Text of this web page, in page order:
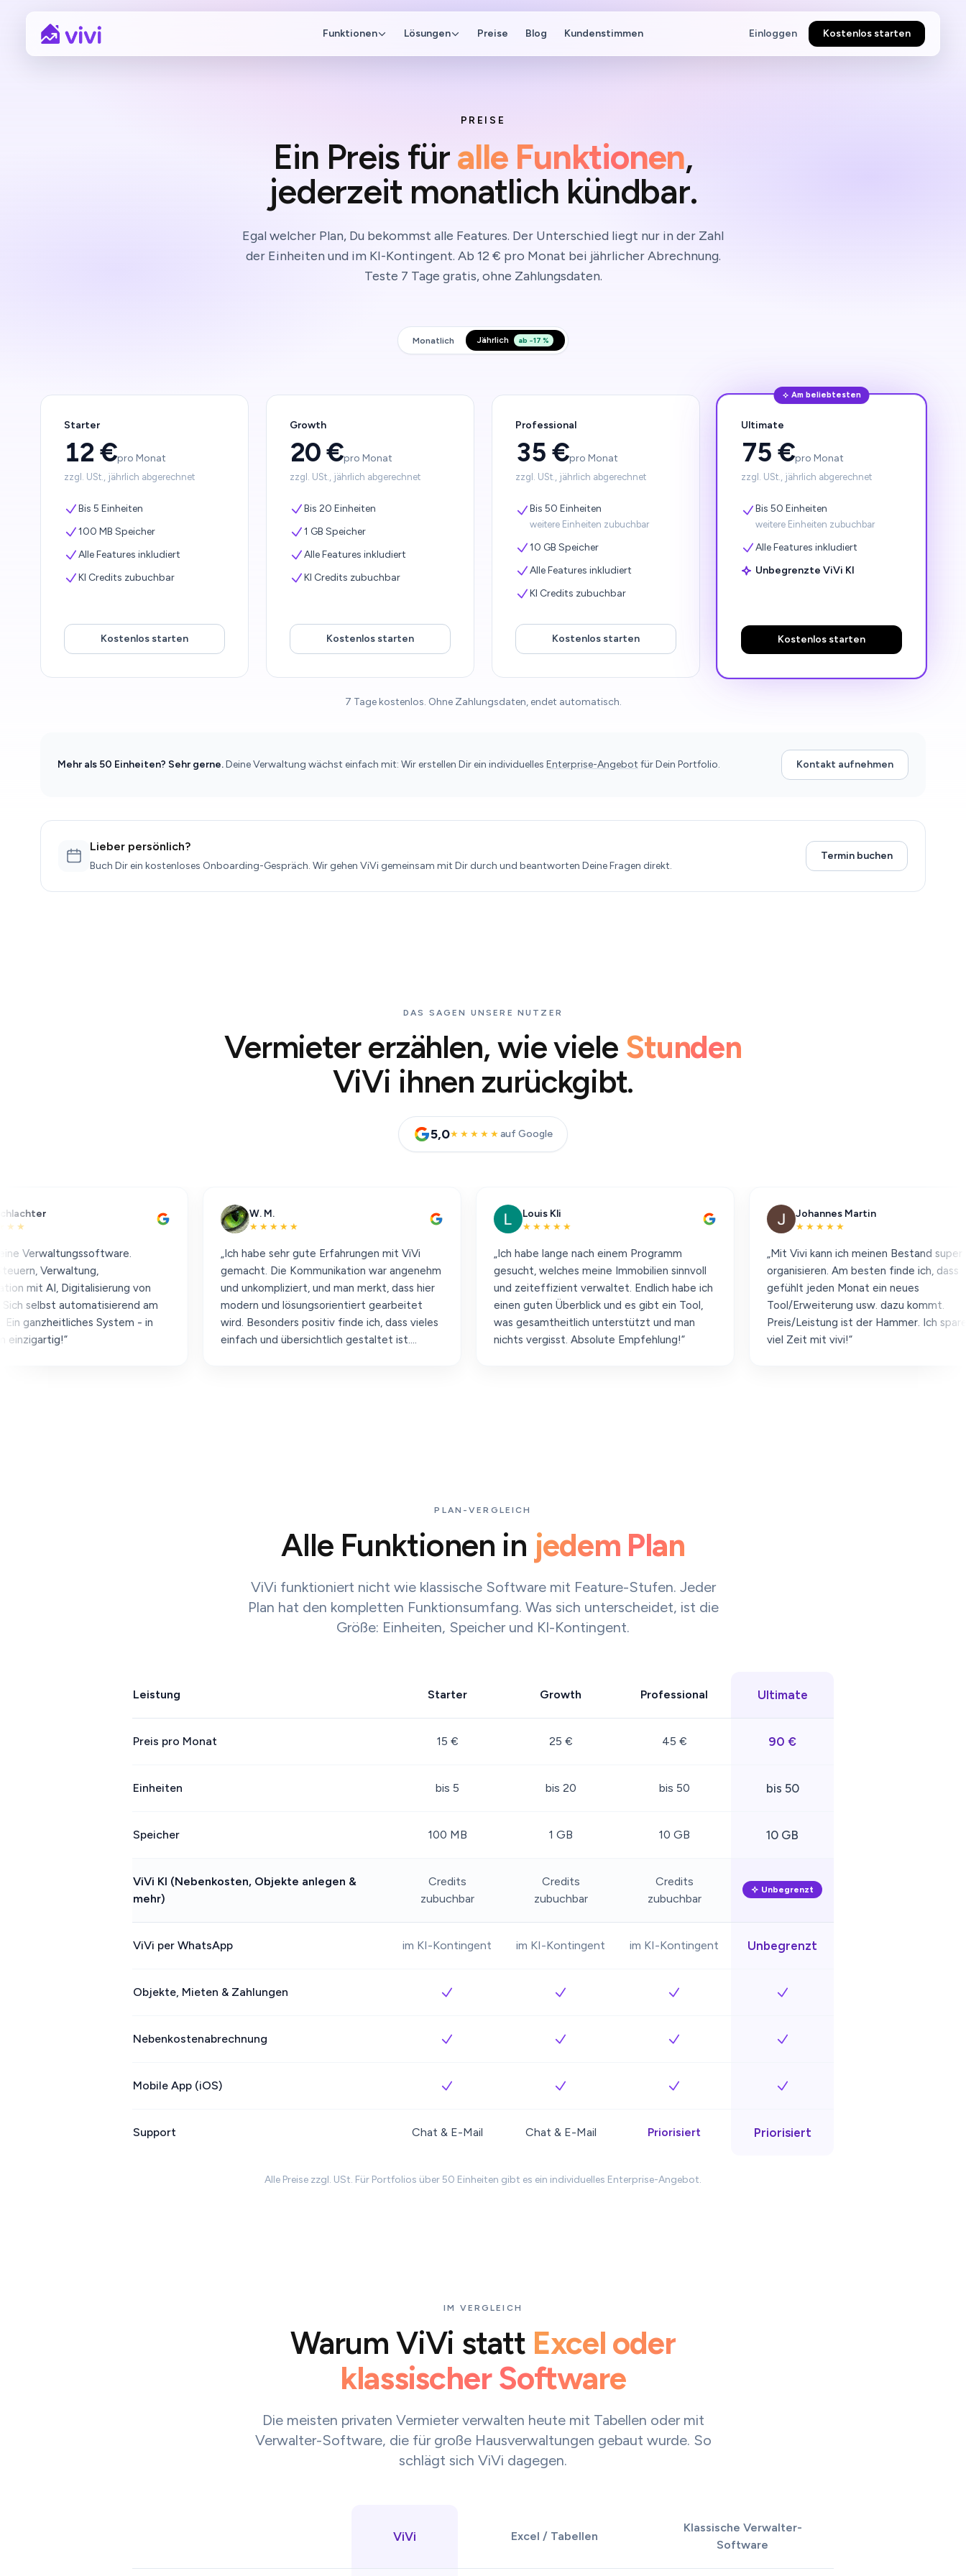
Funktionen Lösungen Preise Blog Kundenstimmen Einloggen Kostenlos starten
PREISE
Ein Preis füralle Funktionen,
jederzeit monatlich kündbar.
Egal welcher Plan, Du bekommst alle Features. Der Unterschied liegt nur in der Zahl
der Einheiten und im KI-Kontingent. Ab 12 € pro Monat bei jährlicher Abrechnung.
Teste 7 Tage gratis, ohne Zahlungsdaten.
Monatlich Jährlich ab −17 %
Starter
12 €pro Monat
zzgl. USt., jährlich abgerechnet
Bis 5 Einheiten
100 MB Speicher
Alle Features inkludiert
KI Credits zubuchbar
Kostenlos starten
Growth
20 €pro Monat
zzgl. USt., jährlich abgerechnet
Bis 20 Einheiten
1 GB Speicher
Alle Features inkludiert
KI Credits zubuchbar
Kostenlos starten
Professional
35 €pro Monat
zzgl. USt., jährlich abgerechnet
Bis 50 Einheiten
weitere Einheiten zubuchbar
10 GB Speicher
Alle Features inkludiert
KI Credits zubuchbar
Kostenlos starten
Am beliebtesten
Ultimate
75 €pro Monat
zzgl. USt., jährlich abgerechnet
Bis 50 Einheiten
weitere Einheiten zubuchbar
Alle Features inkludiert
Unbegrenzte ViVi KI
Kostenlos starten
7 Tage kostenlos. Ohne Zahlungsdaten, endet automatisch.
Mehr als 50 Einheiten? Sehr gerne.Deine Verwaltung wächst einfach mit: Wir erstellen Dir ein individuelles Enterprise-Angebot für Dein Portfolio. Kontakt aufnehmen
Lieber persönlich?
Buch Dir ein kostenloses Onboarding-Gespräch. Wir gehen ViVi gemeinsam mit Dir durch und beantworten Deine Fragen direkt.
Termin buchen
DAS SAGEN UNSERE NUTZER
Vermieter erzählen, wie viele Stunden
ViVi ihnen zurückgibt.
5,0★★★★★ auf Google
von
am
System - in
★★★★★
„Ich habe sehr gute Erfahrungen mit ViVi
gemacht. Die Kommunikation war angenehm
und unkompliziert, und man merkt, dass hier
modern und lösungsorientiert gearbeitet
wird. Besonders positiv finde ich, dass vieles
einfach und übersichtlich gestaltet ist.
Louis Kli
★★★★★
„Ich habe lange nach einem Programm
gesucht, welches meine Immobilien sinnvoll
und zeiteffizient verwaltet. Endlich habe ich
einen guten Überblick und es gibt ein Tool,
was gesamtheitlich unterstützt und man
nichts vergisst. Absolute Empfehlung!“
Johannes Martin
★★★★★
„Mit Vivi kann ich meinen Bestand super
organisieren. Am besten finde ich, dass
gefühlt jeden Monat ein neues
Tool/Erweiterung usw. dazu kommt.
Preis/Leistung ist der Hammer. Ich spare so
viel Zeit mit vivi!“
PLAN-VERGLEICH
Alle Funktionen in jedem Plan
ViVi funktioniert nicht wie klassische Software mit Feature-Stufen. Jeder
Plan hat den kompletten Funktionsumfang. Was sich unterscheidet, ist die
Größe: Einheiten, Speicher und KI-Kontingent.
Leistung Starter Growth Professional Ultimate
Preis pro Monat 15 € 25 € 45 € 90 €
Einheiten bis 5 bis 20 bis 50 bis 50
Speicher 100 MB 1 GB 10 GB 10 GB
ViVi KI (Nebenkosten, Objekte anlegen &
mehr)
Credits
zubuchbar
Credits
zubuchbar
Credits
zubuchbar
Unbegrenzt
ViVi per WhatsApp im KI-Kontingent im KI-Kontingent im KI-Kontingent Unbegrenzt
Objekte, Mieten & Zahlungen
Nebenkostenabrechnung
Mobile App (iOS)
Support Chat & E-Mail Chat & E-Mail Priorisiert Priorisiert
Alle Preise zzgl. USt. Für Portfolios über 50 Einheiten gibt es ein individuelles Enterprise-Angebot.
IM VERGLEICH
Warum ViVi statt Excel oder
klassischer Software
Die meisten privaten Vermieter verwalten heute mit Tabellen oder mit
Verwalter-Software, die für große Hausverwaltungen gebaut wurde. So
schlägt sich ViVi dagegen.
ViVi Excel / Tabellen
Klassische Verwalter-
Software